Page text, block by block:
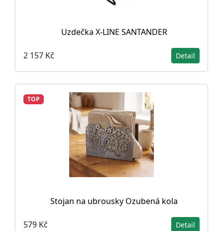
Uzdečka X-LINE SANTANDER
2 157 Kč Detail
TOP
Stojan na ubrousky Ozubená kola
579 Kč Detail